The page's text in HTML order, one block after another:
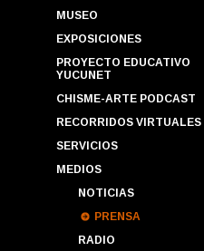
MUSEO
EXPOSICIONES
PROYECTO EDUCATIVO
YUCUNET
CHISME-ARTE PODCAST
RECORRIDOS VIRTUALES
SERVICIOS
MEDIOS
NOTICIAS
PRENSA
RADIO